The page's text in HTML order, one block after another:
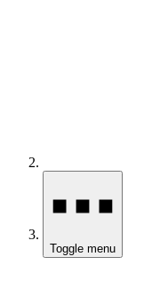
Toggle menu